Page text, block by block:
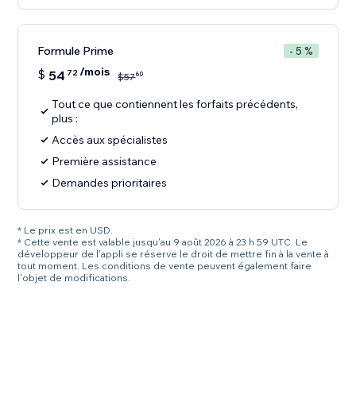
Formule Prime - 5 %
$ 54 72/mois $5760
Tout ce que contiennent les forfaits précédents,
plus :
Accès aux spécialistes
Première assistance
Demandes prioritaires
* Le prix est en USD.
* Cette vente est valable jusqu'au 9 août 2026 à 23 h 59 UTC. Le
développeur de l'appli se réserve le droit de mettre fin à la vente à
tout moment. Les conditions de vente peuvent également faire
l'objet de modifications.